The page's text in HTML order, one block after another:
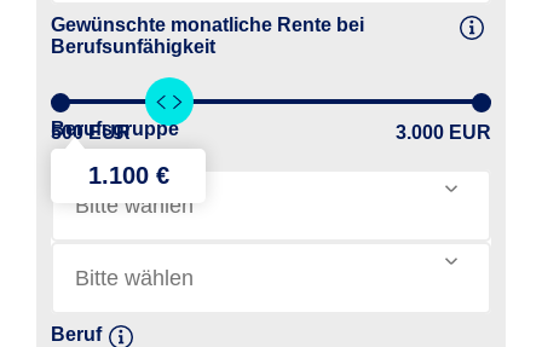
Gewünschte monatliche Rente bei
Berufsunfähigkeit
500 EUR 3.000 EUR
Berufsgruppe
Bitte wählen
Bitte wählen
Beruf